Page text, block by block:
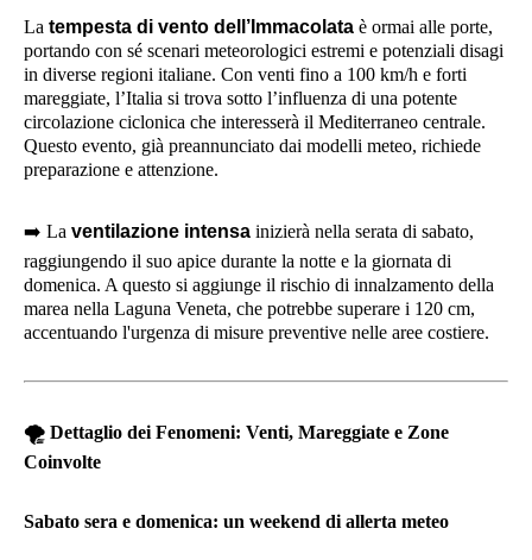
La tempesta di vento dell’Immacolata è ormai alle porte,
portando con sé scenari meteorologici estremi e potenziali disagi
in diverse regioni italiane. Con venti fino a 100 km/h e forti
mareggiate, l’Italia si trova sotto l’influenza di una potente
circolazione ciclonica che interesserà il Mediterraneo centrale.
Questo evento, già preannunciato dai modelli meteo, richiede
preparazione e attenzione.
➡️ La ventilazione intensa inizierà nella serata di sabato,
raggiungendo il suo apice durante la notte e la giornata di
domenica. A questo si aggiunge il rischio di innalzamento della
marea nella Laguna Veneta, che potrebbe superare i 120 cm,
accentuando l'urgenza di misure preventive nelle aree costiere.
🌪️ Dettaglio dei Fenomeni: Venti, Mareggiate e Zone
Coinvolte
Sabato sera e domenica: un weekend di allerta meteo